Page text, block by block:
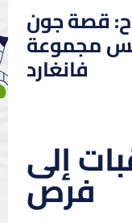
قصة جون
مجموعة
فانغارد
إلى
فرص